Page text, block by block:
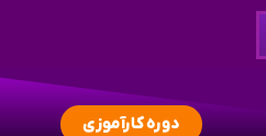
دوره کارآموزی